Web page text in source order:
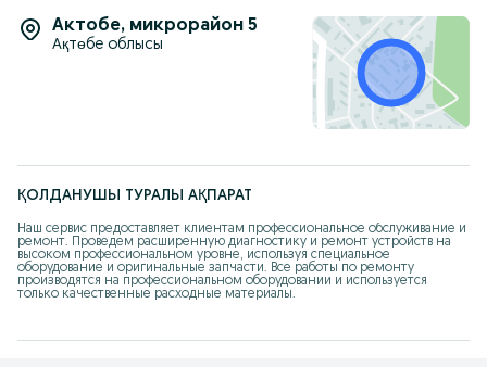
Актобе, микрорайон 5
Ақтөбе облысы
ҚОЛДАНУШЫ ТУРАЛЫ АҚПАРАТ
Наш сервис предоставляет клиентам профессиональное обслуживание и
ремонт. Проведем расширенную диагностику и ремонт устройств на
высоком профессиональном уровне, используя специальное
оборудование и оригинальные запчасти. Все работы по ремонту
производятся на профессиональном оборудовании и используется
только качественные расходные материалы.